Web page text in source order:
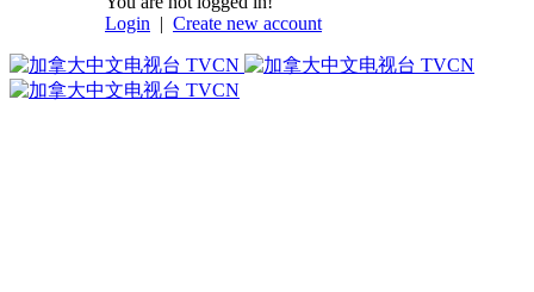
Login | Create new account